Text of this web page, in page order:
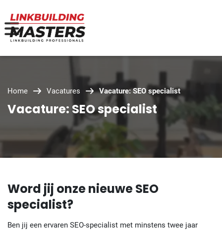
Home Vacatures Vacature: SEO specialist
Vacature: SEO specialist
Word jij onze nieuwe SEO
specialist?
Ben jij een ervaren SEO-specialist met minstens twee jaar